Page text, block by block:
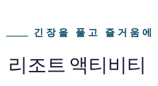
긴장을 풀고 즐거움에
리조트 액티비티